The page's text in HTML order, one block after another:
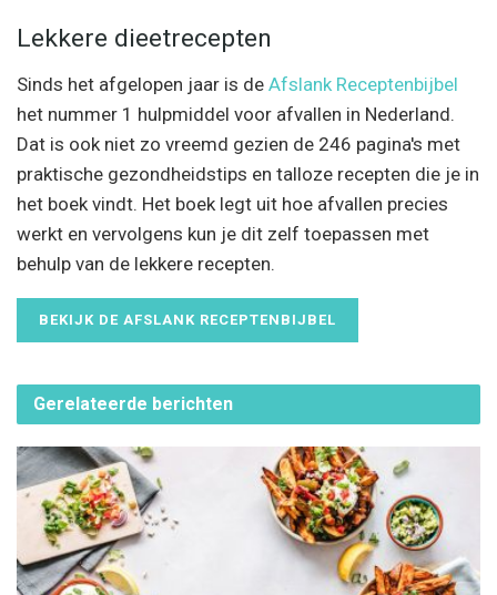
Lekkere dieetrecepten
Sinds het afgelopen jaar is de Afslank Receptenbijbel
het nummer 1 hulpmiddel voor afvallen in Nederland.
Dat is ook niet zo vreemd gezien de 246 pagina's met
praktische gezondheidstips en talloze recepten die je in
het boek vindt. Het boek legt uit hoe afvallen precies
werkt en vervolgens kun je dit zelf toepassen met
behulp van de lekkere recepten.
BEKIJK DE AFSLANK RECEPTENBIJBEL
Gerelateerde berichten